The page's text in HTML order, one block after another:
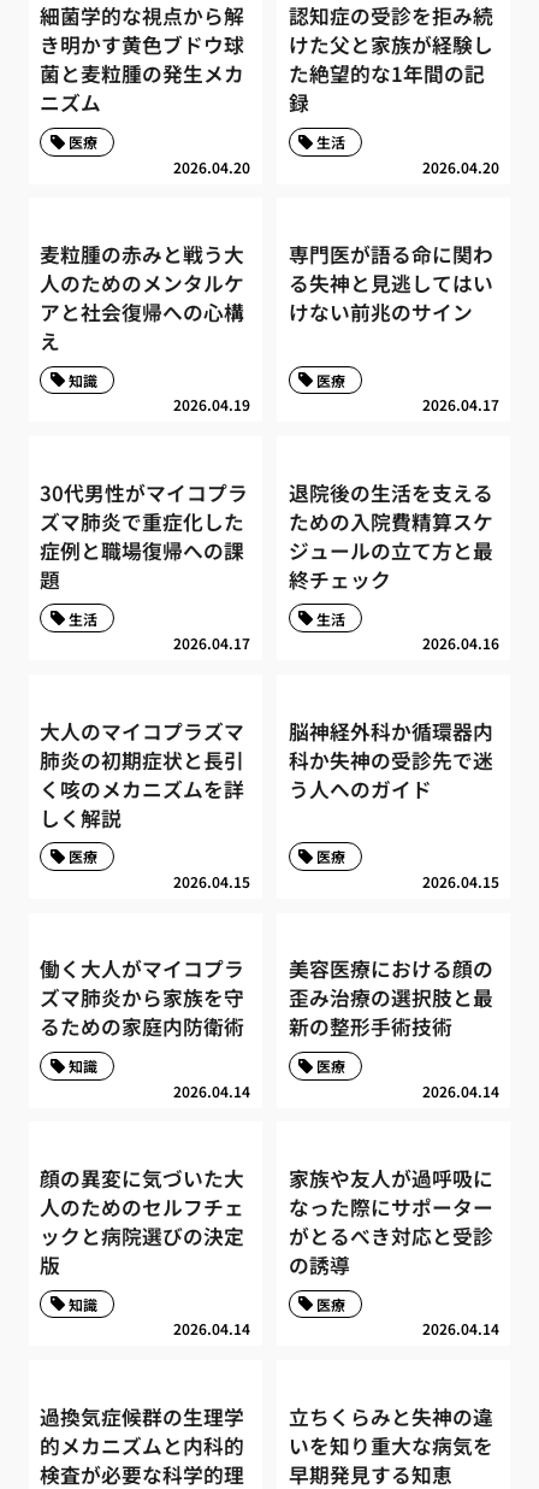
細菌学的な視点から解
き明かす黄色ブドウ球
菌と麦粒腫の発生メカ
ニズム
2026.04.20
医療
認知症の受診を拒み続
けた父と家族が経験し
た絶望的な1年間の記
録
2026.04.20
生活
麦粒腫の赤みと戦う大
人のためのメンタルケ
アと社会復帰への心構
え
2026.04.19
知識
専門医が語る命に関わ
る失神と見逃してはい
けない前兆のサイン
2026.04.17
医療
30代男性がマイコプラ
ズマ肺炎で重症化した
症例と職場復帰への課
題
2026.04.17
生活
退院後の生活を支える
ための入院費精算スケ
ジュールの立て方と最
終チェック
2026.04.16
生活
大人のマイコプラズマ
肺炎の初期症状と長引
く咳のメカニズムを詳
しく解説
2026.04.15
医療
脳神経外科か循環器内
科か失神の受診先で迷
う人へのガイド
2026.04.15
医療
働く大人がマイコプラ
ズマ肺炎から家族を守
るための家庭内防衛術
2026.04.14
知識
美容医療における顔の
歪み治療の選択肢と最
新の整形手術技術
2026.04.14
医療
顔の異変に気づいた大
人のためのセルフチェ
ックと病院選びの決定
版
2026.04.14
知識
家族や友人が過呼吸に
なった際にサポーター
がとるべき対応と受診
の誘導
2026.04.14
医療
過換気症候群の生理学
的メカニズムと内科的
検査が必要な科学的理
立ちくらみと失神の違
いを知り重大な病気を
早期発見する知恵